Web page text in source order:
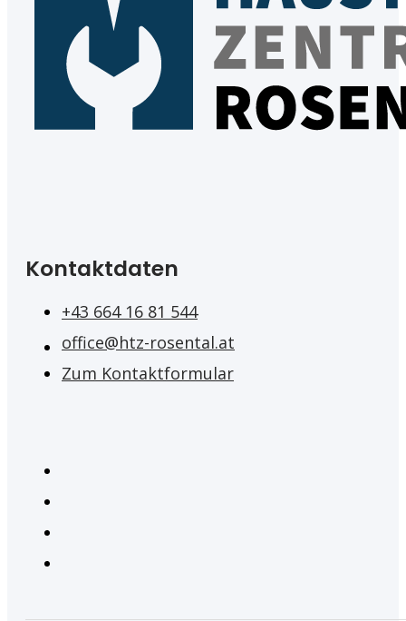
Kontaktdaten
+43 664 16 81 544
office@htz-rosental.at
Zum Kontaktformular